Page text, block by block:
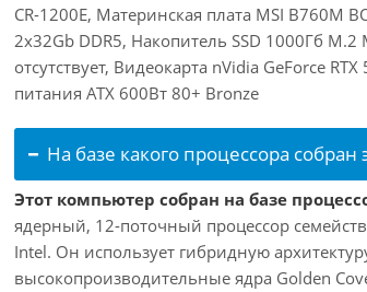
CR-1200E, Материнская плата MSI B760M
2x32Gb DDR5, Накопитель SSD 1000Гб
отсутствует, Видеокарта nVidia GeForce
питания ATX 600Вт 80+ Bronze
На базе какого процессора собран
Этот компьютер собран на базе
ядерный, 12-поточный процессор
Intel. Он использует гибридную
высокопроизводительные ядра Golden